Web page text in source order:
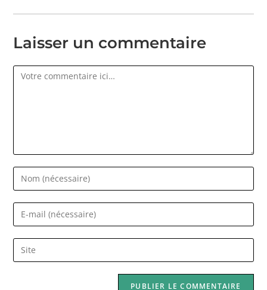
Laisser un commentaire